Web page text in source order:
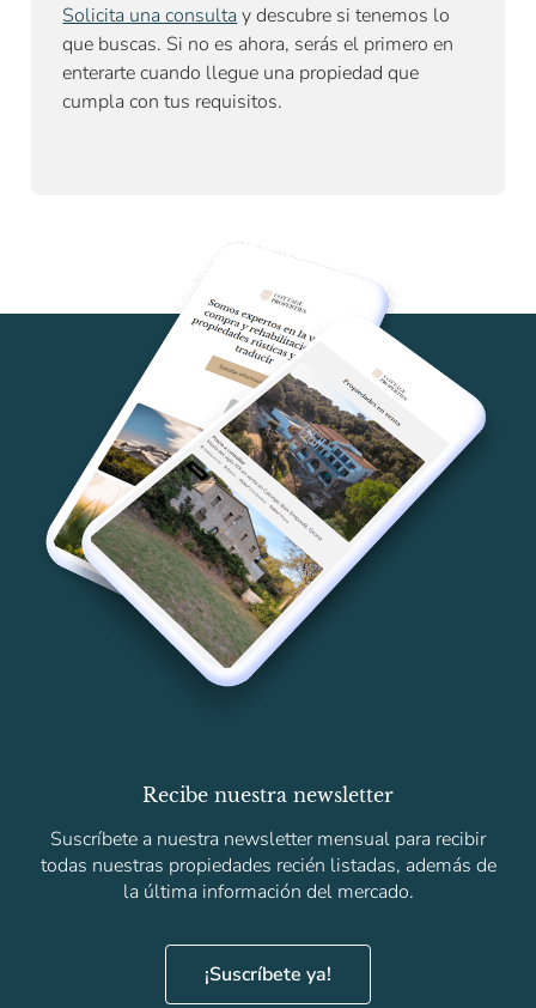
Solicita una consulta y descubre si tenemos lo
que buscas. Si no es ahora, serás el primero en
enterarte cuando llegue una propiedad que
cumpla con tus requisitos.
Recibe nuestra newsletter
Suscríbete a nuestra newsletter mensual para recibir
todas nuestras propiedades recién listadas, además de
la última información del mercado.
¡Suscríbete ya!